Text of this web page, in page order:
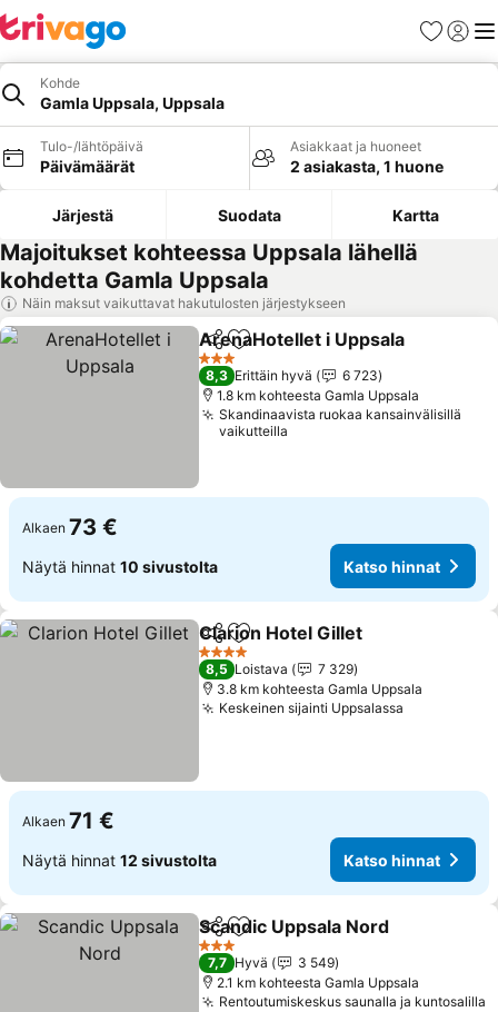
Suosikit
Kohde
Gamla Uppsala, Uppsala
Tulo-/lähtöpäivä
Päivämäärät
Asiakkaat ja huoneet
2 asiakasta, 1 huone
Järjestä Suodata Kartta
Majoitukset kohteessa Uppsala lähellä
kohdetta Gamla Uppsala
Näin maksut vaikuttavat hakutulosten järjestykseen
Jaa Lisää suosikkeihin
ArenaHotellet i Uppsala
3 Tähtiluokitus
8,3 Erittäin hyvä
6 723
1.8 km kohteesta Gamla Uppsala
Skandinaavista ruokaa kansainvälisillä
vaikutteilla
Alkaen 73 €
Näytä hinnat 10 sivustolta Katso hinnat
Jaa Lisää suosikkeihin
Clarion Hotel Gillet
4 Tähtiluokitus
8,5 Loistava
7 329
3.8 km kohteesta Gamla Uppsala
Keskeinen sijainti Uppsalassa
Alkaen 71 €
Näytä hinnat 12 sivustolta Katso hinnat
Jaa Lisää suosikkeihin
Scandic Uppsala Nord
3 Tähtiluokitus
7,7 Hyvä
3 549
2.1 km kohteesta Gamla Uppsala
Rentoutumiskeskus saunalla ja kuntosalilla